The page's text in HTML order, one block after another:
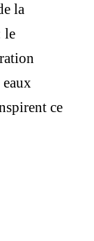
la
le
ce